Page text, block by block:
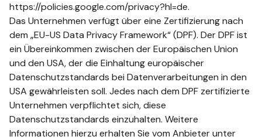
https://policies.google.com/privacy?hl=de.
Das Unternehmen verfügt über eine Zertifizierung nach
dem „EU-US Data Privacy Framework“ (DPF). Der DPF ist
ein Übereinkommen zwischen der Europäischen Union
und den USA, der die Einhaltung europäischer
Datenschutzstandards bei Datenverarbeitungen in den
USA gewährleisten soll. Jedes nach dem DPF zertifizierte
Unternehmen verpflichtet sich, diese
Datenschutzstandards einzuhalten. Weitere
Informationen hierzu erhalten Sie vom Anbieter unter